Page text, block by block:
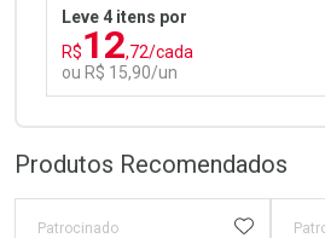
Leve 4 itens por
R$12,72/cada
ou R$ 15,90/un
Laboratório
Por Menos
Produtos Recomendados
Patrocinado